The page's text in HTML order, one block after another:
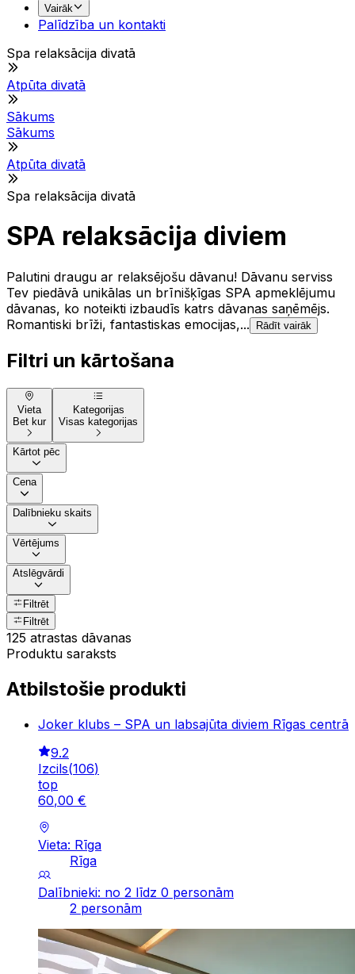
Vairāk
Palīdzība un kontakti
Spa relaksācija divatā
Atpūta divatā
Sākums
Sākums
Atpūta divatā
Spa relaksācija divatā
SPA relaksācija diviem
Palutini draugu ar relaksējošu dāvanu! Dāvanu serviss
Tev piedāvā unikālas un brīnišķīgas SPA apmeklējumu
dāvanas, ko noteikti izbaudīs katrs dāvanas saņēmējs.
Romantiski brīži, fantastiskas emocijas,...
Rādīt vairāk
Filtri un kārtošana
Vieta
Bet kur
Kategorijas
Visas kategorijas
Kārtot pēc
Cena
Dalībnieku skaits
Vērtējums
Atslēgvārdi
Filtrēt
Filtrēt
125 atrastas dāvanas
Produktu saraksts
Atbilstošie produkti
Joker klubs – SPA un labsajūta diviem Rīgas centrā
9.2
Izcils(106)
top
60,00 €
Vieta: Rīga
Rīga
Dalībnieki: no 2 līdz 0 personām
2 personām